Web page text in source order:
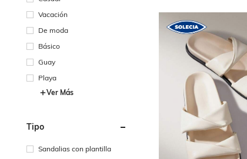
Vacación
De moda
Básico
Guay
Playa
Ver Más
Tipo
Sandalias con plantilla